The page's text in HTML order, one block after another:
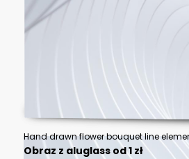
Obraz z aluglass od 1 zł